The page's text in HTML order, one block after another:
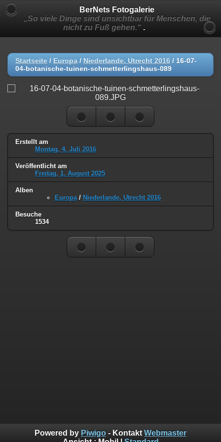
BerNets Fotogalerie
„So viele Dinge sind unsichtbar für Menschen, die
nicht zu Fuß gehen.“ .
Startseite / Europa / Niederlande, Utrecht 2016 / 16-07-
04-botanische-tuinen-schmetterlingshaus-089
Erstellt am
Montag, 4. Juli 2016
Veröffentlicht am
Freitag, 1. August 2025
Alben
Europa / Niederlande, Utrecht 2016
Besuche
1534
Powered by Piwigo - Kontakt Webmaster